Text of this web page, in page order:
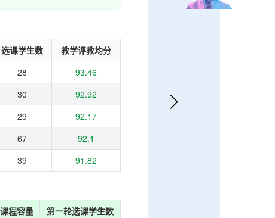
选课学生数
教学评教均分
28
93.46
30
92.92
29
92.17
67
92.1
39 91.82
课程容量
第一轮选课学生数